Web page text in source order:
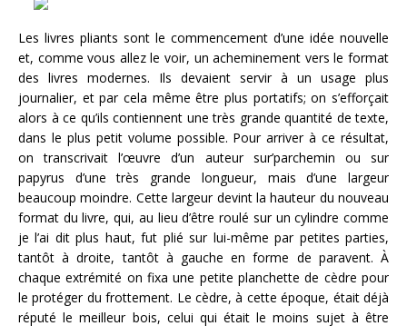
Les livres pliants sont le commencement d’une idée nouvelle
et, comme vous allez le voir, un acheminement vers le format
des livres modernes. Ils devaient servir à un usage plus
journalier, et par cela même être plus portatifs; on s’efforçait
alors à ce qu’ils contiennent une très grande quantité de texte,
dans le plus petit volume possible. Pour arriver à ce résultat,
on transcrivait l’œuvre d’un auteur sur’parchemin ou sur
papyrus d’une très grande longueur, mais d’une largeur
beaucoup moindre. Cette largeur devint la hauteur du nouveau
format du livre, qui, au lieu d’être roulé sur un cylindre comme
je l’ai dit plus haut, fut plié sur lui-même par petites parties,
tantôt àdroite, tantôt à gauche en forme de paravent. À
chaque extrémité on fixa une petite planchette de cèdre pour
le protéger du frottement. Le cèdre, à cette époque, était déjà
réputé le meilleur bois, celui qui était le moins sujet à être